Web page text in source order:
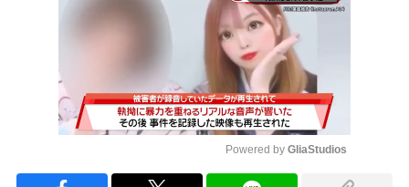
Powered by GliaStudios